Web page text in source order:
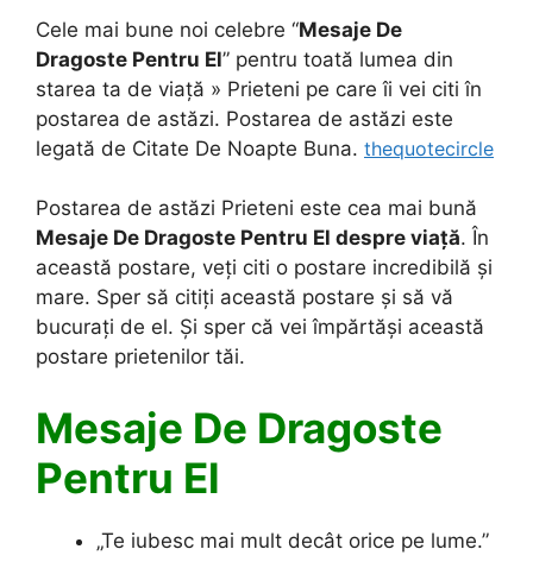
Cele mai bune noi celebre “Mesaje De
Dragoste Pentru El” pentru toată lumea din
starea ta de viață » Prieteni pe care îi vei citi în
postarea de astăzi. Postarea de astăzi este
legată de Citate De Noapte Buna. thequotecircle
Postarea de astăzi Prieteni este cea mai bună
Mesaje De Dragoste Pentru El despre viață. În
această postare, veți citi o postare incredibilă și
mare. Sper să citiți această postare și să vă
bucurați de el. Și sper că vei împărtăși această
postare prietenilor tăi.
Mesaje De Dragoste
Pentru El
„Te iubesc mai mult decât orice pe lume.”